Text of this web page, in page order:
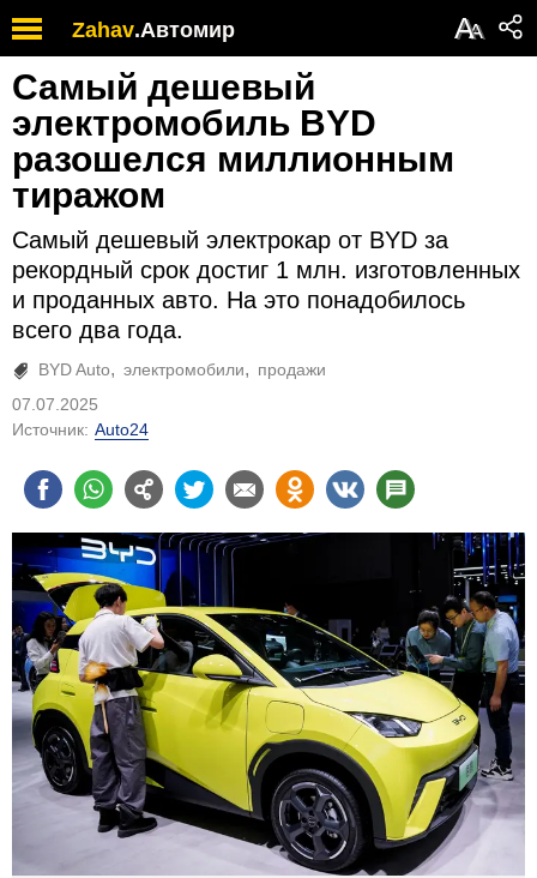
Zahav.Автомир АА
Самый дешевый
электромобиль BYD
разошелся миллионным
тиражом
Самый дешевый электрокар от BYD за
рекордный срок достиг 1 млн. изготовленных
и проданных авто. На это понадобилось
всего два года.
BYD Auto электромобили
продажи
07.07.2025
Источник: Auto24